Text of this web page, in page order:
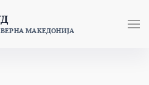
МАКЕДОНИЈА